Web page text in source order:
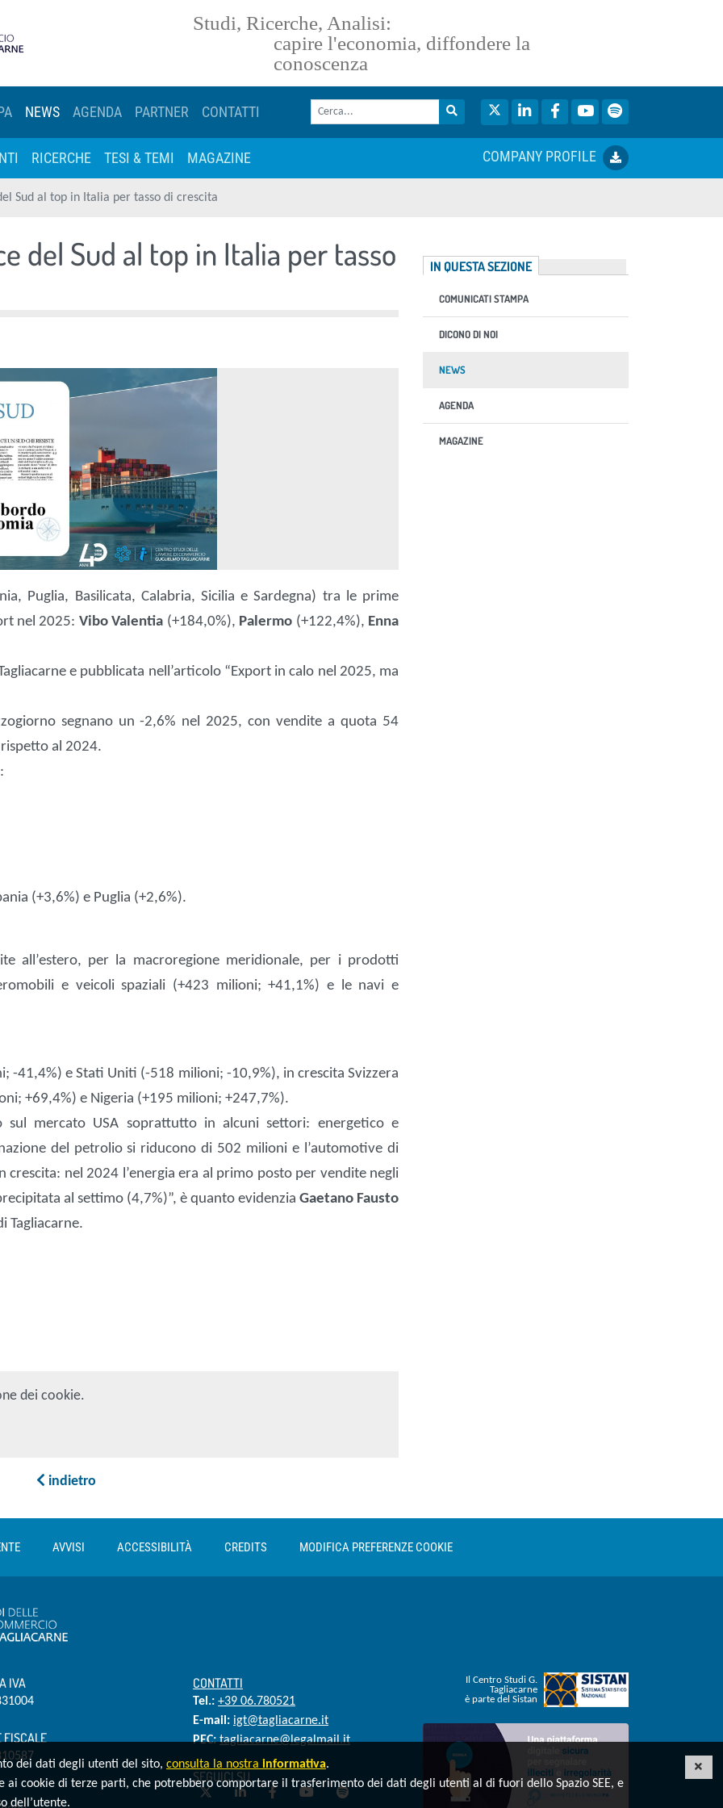
Studi, Ricerche, Analisi:
capire l'economia, diffondere la
conoscenza
NEWS AGENDA PARTNER CONTATTI
Cerca nel sito
Twitter LinkedIn FacebookYouTube
RICERCHE TESI & TEMI MAGAZINE COMPANY PROFILE
Sud al top in Italia per tasso di crescita
del Sud al top in Italia per tasso
Puglia, Basilicata, Calabria, Sicilia e Sardegna) tra le prime
nel 2025: Vibo Valentia (+184,0%), Palermo (+122,4%), Enna
e pubblicata nell’articolo “Export in calo nel 2025, ma
segnano un -2,6% nel 2025, con vendite a quota 54
al 2024.
(+3,6%) e Puglia (+2,6%).
all’estero, per la macroregione meridionale, per i prodotti
e veicoli spaziali (+423 milioni; +41,1%) e le navi e
-41,4%) e Stati Uniti (-518 milioni; -10,9%), in crescita Svizzera
+69,4%) e Nigeria (+195 milioni; +247,7%).
sul mercato USA soprattutto in alcuni settori: energetico e
del petrolio si riducono di 502 milioni e l’automotive di
nel 2024 l’energia era al primo posto per vendite negli
al settimo (4,7%)”, è quanto evidenzia Gaetano Fausto
Tagliacarne.
dei cookie.
indietro
IN QUESTA SEZIONE
COMUNICATI STAMPA
DICONO DI NOI
NEWS
AGENDA
MAGAZINE
AVVISI ACCESSIBILITÀ CREDITS MODIFICA PREFERENZE COOKIE
IVA
FISCALE
CONTATTI
Tel.: +39 06.780521
E-mail: igt@tagliacarne.it
PEC: tagliacarne@legalmail.it
SEGUICI SU
TwitterLinkedInFacebookYouTube
Il Centro Studi G.
Tagliacarne
è parte del Sistan
Invia una segnalazione whistleblowing
dei dati degli utenti del sito, consulta la nostra informativa.
cookie di terze parti, che potrebbero comportare il trasferimento dei dati degli utenti al di fuori dello Spazio SEE, e
dell’utente.